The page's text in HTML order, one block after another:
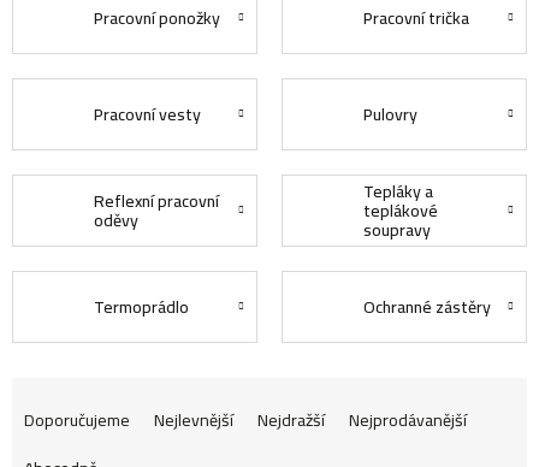
Pracovní ponožky Pracovní trička
Pracovní vesty Pulovry
Reflexní pracovní
oděvy
Tepláky a
teplákové
soupravy
Termoprádlo Ochranné zástěry
Ř
Doporučujeme Nejlevnější Nejdražší
Nejprodávanější